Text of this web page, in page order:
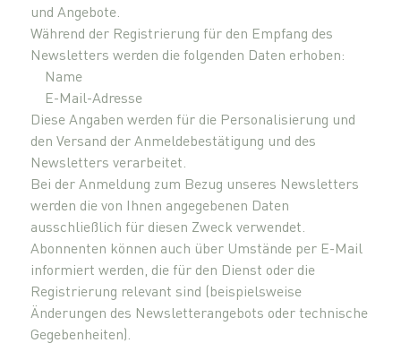
und Angebote.
Während der Registrierung für den Empfang des
Newsletters werden die folgenden Daten erhoben:
Name
E-Mail-Adresse
Diese Angaben werden für die Personalisierung und
den Versand der Anmeldebestätigung und des
Newsletters verarbeitet.
Bei der Anmeldung zum Bezug unseres Newsletters
werden die von Ihnen angegebenen Daten
ausschließlich für diesen Zweck verwendet.
Abonnenten können auch über Umstände per E-Mail
informiert werden, die für den Dienst oder die
Registrierung relevant sind (beispielsweise
Änderungen des Newsletterangebots oder technische
Gegebenheiten).